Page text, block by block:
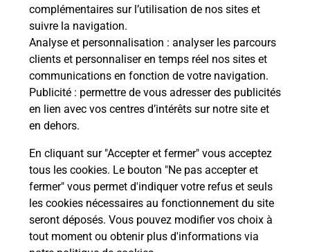
complémentaires sur l’utilisation de nos sites et
suivre la navigation.
Analyse et personnalisation : analyser les parcours
clients et personnaliser en temps réel nos sites et
communications en fonction de votre navigation.
Publicité : permettre de vous adresser des publicités
en lien avec vos centres d’intérêts sur notre site et
en dehors.
En cliquant sur "Accepter et fermer" vous acceptez
tous les cookies. Le bouton "Ne pas accepter et
fermer" vous permet d'indiquer votre refus et seuls
les cookies nécessaires au fonctionnement du site
seront déposés. Vous pouvez modifier vos choix à
tout moment ou obtenir plus d'informations via
Questions fréquemment posées
Quel réseau utilise La Poste Mobile ?
Est-ce que je peux garder mon
numéro de mobile gratuitement ?
Est-ce que je peux bénéficier de la 5G
avec La Poste Mobile ?
Est-ce que je peux utiliser mon forfait
à l’étranger avec La Poste Mobile ?